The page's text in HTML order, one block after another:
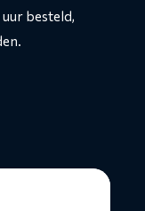
besteld,